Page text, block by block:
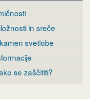
in sreče
svetlobe
se zaščititi?